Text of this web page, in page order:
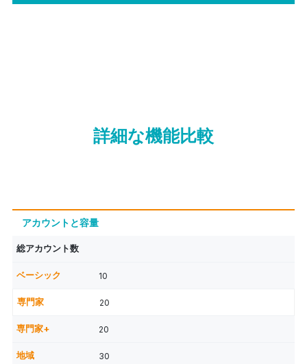
詳細な機能比較
アカウントと容量
総アカウント数
10
20
20
30